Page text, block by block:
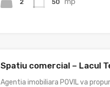
2 50
Spatiu comercial – Lacul
Agentia imobiliara POVIL va